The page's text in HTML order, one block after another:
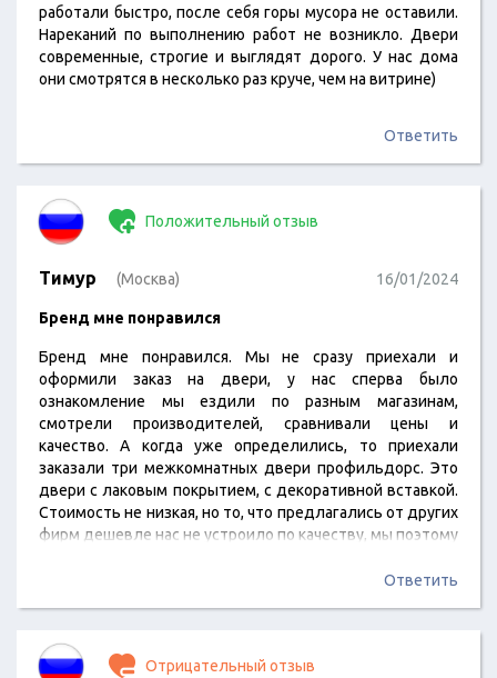
работали быстро, после себя горы мусора не оставили.
Нареканий по выполнению работ не возникло. Двери
современные, строгие и выглядят дорого. У нас дома
они смотрятся в несколько раз круче, чем на витрине)
Ответить
Положительный отзыв
Тимур (Москва) 16/01/2024
Бренд мне понравился
Бренд мне понравился. Мы не сразу приехали и
оформили заказ на двери, у нас сперва было
ознакомление мы ездили по разным магазинам,
смотрели производителей, сравнивали цены и
качество. А когда уже определились, то приехали
заказали три межкомнатных двери профильдорс. Это
двери с лаковым покрытием, с декоративной вставкой.
Стоимость не низкая, но то, что предлагались от других
фирм дешевле нас не устроило по качеству, мы поэтому
покрытием лака, стильные, современные, красивые.
Ответить
Отрицательный отзыв